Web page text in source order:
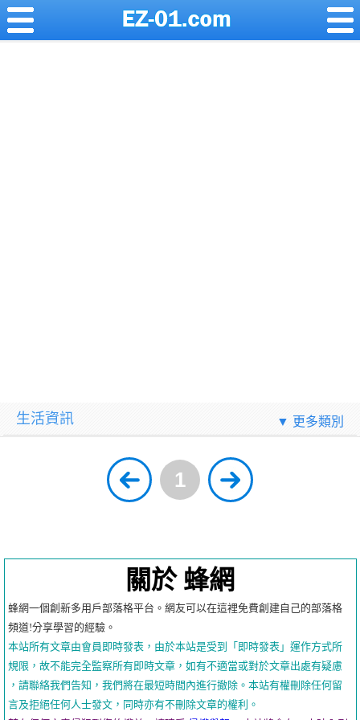
生活資訊 ▼ 更多類別
1
關於 蜂網
蜂網一個創新多用戶部落格平台。網友可以在這裡免費創建自己的部落格
頻道!分享學習的經驗。
本站所有文章由會員即時發表，由於本站是受到「即時發表」運作方式所
規限，故不能完全監察所有即時文章，如有不適當或對於文章出處有疑慮
，請聯絡我們告知，我們將在最短時間內進行撤除。本站有權刪除任何留
言及拒絕任何人士發文，同時亦有不刪除文章的權利。